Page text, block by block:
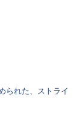
られた、ストライ